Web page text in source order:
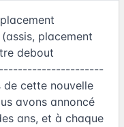
placement
debout
cette nouvelle
avons annoncé
ans, et à chaque